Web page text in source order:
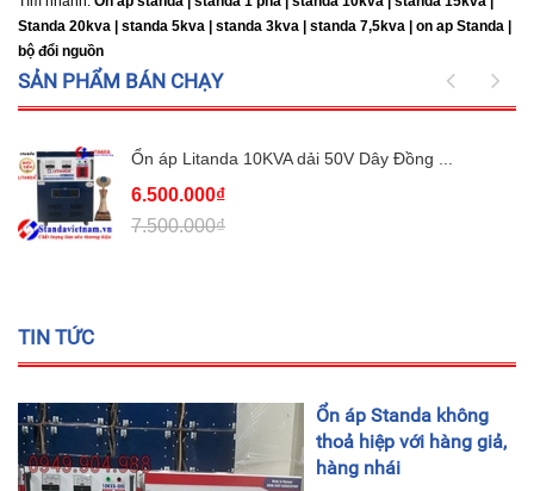
Standa 20kva |
standa 5kva | standa 3kva | standa 7,5kva | on ap Standa |
bộ đổi nguồn
SẢN PHẨM BÁN CHẠY
Ổn áp Litanda 10KVA dải 50V Dây Đồng ...
6.500.000₫
7.500.000₫
TIN TỨC
Ổn áp Standa không
thoả hiệp với hàng giả,
hàng nhái